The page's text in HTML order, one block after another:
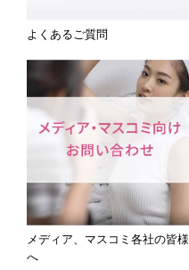
よくあるご質問
メディア、マスコミ各社の皆様
へ